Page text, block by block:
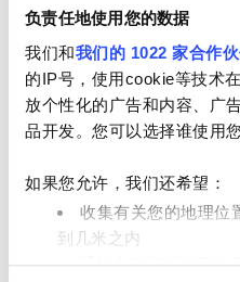
负责任地使用您的数据
我们和我们的 1022 家合作
的IP号，使用cookie等技术
放个性化的广告和内容、广
品开发。您可以选择谁使用
如果您允许，我们还希望：
收集有关您的地理位
到几米之内
通过主动扫描特定特
营业时间
星期一
星期二